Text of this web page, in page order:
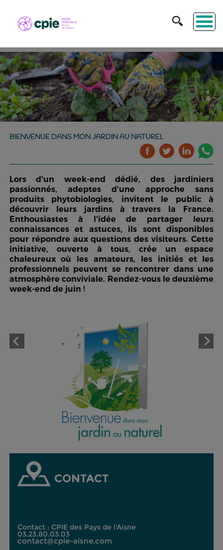
BIENVENUE DANS MON JARDIN AU NATUREL
Lors d'un week-end dédié, des jardiniers
passionnés, adeptes d'une approche sans
produits phytobiologies, invitent le public à
découvrir leurs jardins à travers la France.
Enthousiastes à l'idée de partager leurs
connaissances et astuces, ils sont disponibles
pour répondre aux questions des visiteurs. Cette
initiative, ouverte à tous, crée un espace
chaleureux où les amateurs, les initiés et les
professionnels peuvent se rencontrer dans une
atmosphère conviviale. Rendez-vous le deuxième
week-end de juin !
CONTACT
Contact : CPIE des Pays de l'Aisne
03.23.80.03.03
contact@cpie-aisne.com